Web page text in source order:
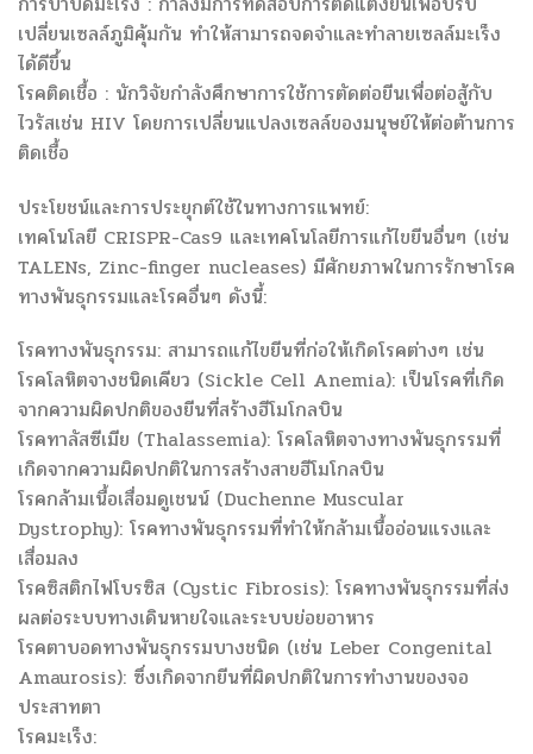
เปลี่ยนเซลล์ภูมิคุ้มกัน ทำให้สามารถจดจำและทำลายเซลล์มะเร็ง
ได้ดีขึ้น
โรคติดเชื้อ : นักวิจัยกำลังศึกษาการใช้การตัดต่อยีนเพื่อต่อสู้กับ
ไวรัสเช่น HIV โดยการเปลี่ยนแปลงเซลล์ของมนุษย์ให้ต่อต้านการ
ติดเชื้อ
ประโยชน์และการประยุกต์ใช้ในทางการแพทย์:
เทคโนโลยี CRISPR-Cas9 และเทคโนโลยีการแก้ไขยีนอื่นๆ (เช่น
TALENs, Zinc-finger nucleases) มีศักยภาพในการรักษาโรค
ทางพันธุกรรมและโรคอื่นๆ ดังนี้:
โรคทางพันธุกรรม: สามารถแก้ไขยีนที่ก่อให้เกิดโรคต่างๆ เช่น
โรคโลหิตจางชนิดเคียว (Sickle Cell Anemia): เป็นโรคที่เกิด
จากความผิดปกติของยีนที่สร้างฮีโมโกลบิน
โรคทาลัสซีเมีย (Thalassemia): โรคโลหิตจางทางพันธุกรรมที่
เกิดจากความผิดปกติในการสร้างสายฮีโมโกลบิน
โรคกล้ามเนื้อเสื่อมดูเชนน์ (Duchenne Muscular
Dystrophy): โรคทางพันธุกรรมที่ทำให้กล้ามเนื้ออ่อนแรงและ
เสื่อมลง
โรคซิสติกไฟโบรซิส (Cystic Fibrosis): โรคทางพันธุกรรมที่ส่ง
ผลต่อระบบทางเดินหายใจและระบบย่อยอาหาร
โรคตาบอดทางพันธุกรรมบางชนิด (เช่น Leber Congenital
Amaurosis): ซึ่งเกิดจากยีนที่ผิดปกติในการทำงานของจอ
ประสาทตา
โรคมะเร็ง: